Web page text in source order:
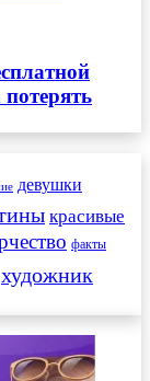
девушки
красивые
факты
художник